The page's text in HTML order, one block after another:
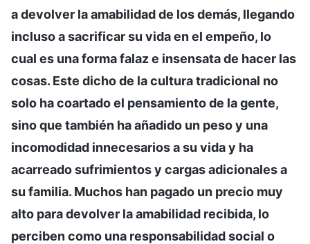
a devolver la amabilidad de los demás, llegando
incluso a sacrificar su vida en el empeño, lo
cual es una forma falaz e insensata de hacer las
cosas. Este dicho de la cultura tradicional no
solo ha coartado el pensamiento de la gente,
sino que también ha añadido un peso y una
incomodidad innecesarios a su vida y ha
acarreado sufrimientos y cargas adicionales a
su familia. Muchos han pagado un precio muy
alto para devolver la amabilidad recibida, lo
perciben como una responsabilidad social o